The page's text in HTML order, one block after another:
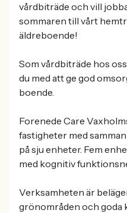
vårdbiträde och vill
sommaren till vårt
äldreboende!
Som vårdbiträde hos
du med att ge god
boende.
Forenede Care
fastigheter med
på sju enheter. Fem
med kognitiv
Verksamheten är
grönområden och goda